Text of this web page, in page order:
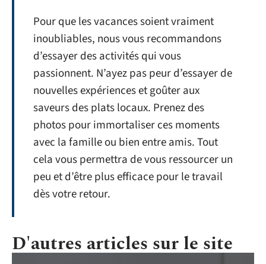
Pour que les vacances soient vraiment
inoubliables, nous vous recommandons
d’essayer des activités qui vous
passionnent. N’ayez pas peur d’essayer de
nouvelles expériences et goûter aux
saveurs des plats locaux. Prenez des
photos pour immortaliser ces moments
avec la famille ou bien entre amis. Tout
cela vous permettra de vous ressourcer un
peu et d’être plus efficace pour le travail
dès votre retour.
D'autres articles sur le site